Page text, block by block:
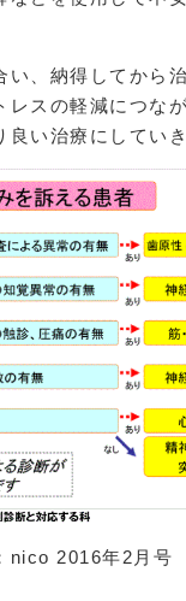
、納得してから
レスの軽減につな
良い治療にしていき
nico 2016年2月号